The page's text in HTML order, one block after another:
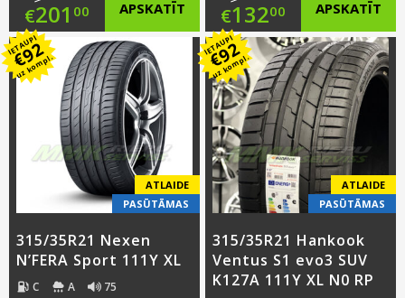
Original
price
was:
€259.00.
€201 00
Current
price
is:
€201.00.
APSKATĪT
Original
price
was:
€169.00.
€13200
Current
price
is:
€132.00.
APSKATĪT
IETAUPI
€92
uz kompl.
ATLAIDE
PASŪTĀMAS
315/35R21 Nexen
N’FERA Sport 111Y XL
C A 75
IETAUPI
€92
uz kompl.
ATLAIDE
PASŪTĀMAS
315/35R21 Hankook
Ventus S1 evo3 SUV
K127A 111Y XL N0 RP